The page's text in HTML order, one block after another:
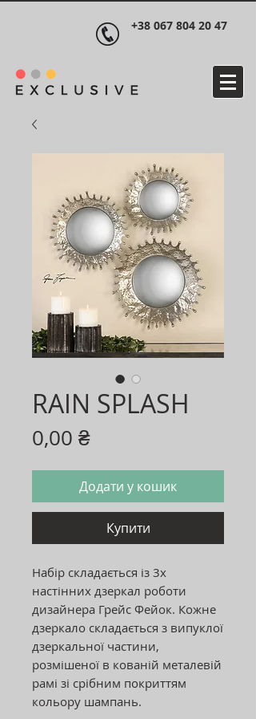
+38 067 804 20 47
RAIN SPLASH
0,00 ₴Ціна
Додати у кошик
Купити
Набір складається із 3х
настінних дзеркал роботи
дизайнера Грейс Фейок. Кожне
дзеркало складається з випуклої
дзеркальної частини,
розмішеної в кованій металевій
рамі зі срібним покриттям
кольору шампань.